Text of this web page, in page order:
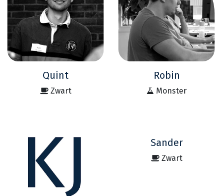
Quint
Zwart
Robin
Monster
Sander
Zwart